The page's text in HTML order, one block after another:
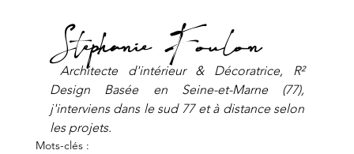
Stephanie Foulon
Design
Basée en Seine-et-Marne (77),
j'interviens dans le sud 77 et à distance selon
les projets.
Mots-clés :